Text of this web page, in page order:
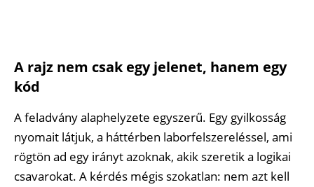
A rajz nem csak egy jelenet, hanem egy
kód
A feladvány alaphelyzete egyszerű. Egy gyilkosság
nyomait látjuk, a háttérben laborfelszereléssel, ami
rögtön ad egy irányt azoknak, akik szeretik a logikai
csavarokat. A kérdés mégis szokatlan: nem azt kell